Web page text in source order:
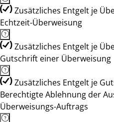
Zusätzliches Entgelt je
Echtzeit-Überweisung
Zusätzliches Entgelt je
Gutschrift einer Überweisung
Zusätzliches Entgelt je
Berechtigte Ablehnung der
Überweisungs-Auftrags